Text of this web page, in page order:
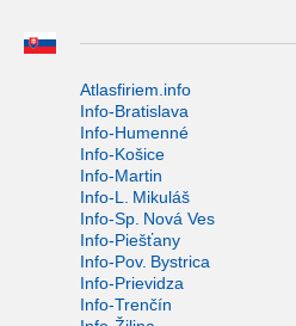
Atlasfiriem.info
Info-Bratislava
Info-Humenné
Info-Košice
Info-Martin
Info-L. Mikuláš
Info-Sp. Nová Ves
Info-Piešťany
Info-Pov. Bystrica
Info-Prievidza
Info-Trenčín